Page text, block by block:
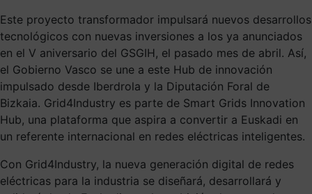
Este proyecto transformador impulsará nuevos desarrollos
tecnológicos con nuevas inversiones a los ya anunciados
en el V aniversario del GSGIH, el pasado mes de abril. Así,
el Gobierno Vasco se une a este Hub de innovación
impulsado desde Iberdrola y la Diputación Foral de
Bizkaia. Grid4Industry es parte de Smart Grids Innovation
Hub, una plataforma que aspira a convertir a Euskadi en
un referente internacional en redes eléctricas inteligentes.
Con Grid4Industry, la nueva generación digital de redes
eléctricas para la industria se diseñará, desarrollará y